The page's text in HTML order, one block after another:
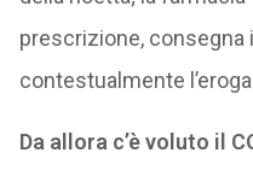
prescrizione, consegna
contestualmente
Da allora c’è voluto il